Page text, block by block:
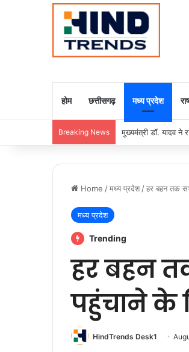
होम छत्तीसगढ़ मध्य प्रदेश
Breaking News मुख्यमंत्री डॉ. यादव ने
Home /मध्य प्रदेश /हर बहन तक
मध्य प्रदेश
Trending
हर बहन
पहुंचाने के
HindTrends Desk1